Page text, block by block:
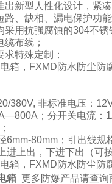
出新型人性化设计，紧
路、缺相、漏电保护功能
采用抗强腐蚀的304不锈
布线；
特殊定制；
箱， FXMD防水防尘防
380V, 非标准电压：
；分开关电流：
；
6mm-80mm；引出线规
进上出，下进下出（可
箱， FXMD防水防尘防
箱更多防爆产品请查询